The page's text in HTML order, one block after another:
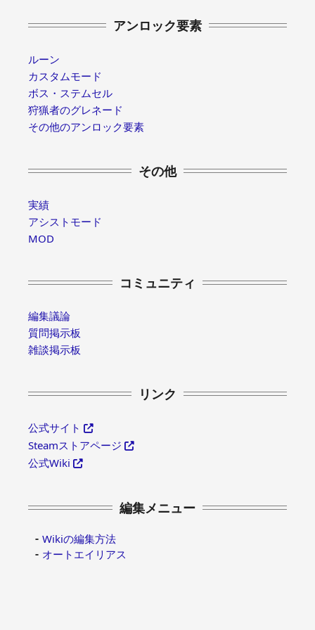
アンロック要素
ルーン
カスタムモード
ボス・ステムセル
狩猟者のグレネード
その他のアンロック要素
その他
実績
アシストモード
MOD
コミュニティ
編集議論
質問掲示板
雑談掲示板
リンク
公式サイト
Steamストアページ
公式Wiki
編集メニュー
Wikiの編集方法
オートエイリアス